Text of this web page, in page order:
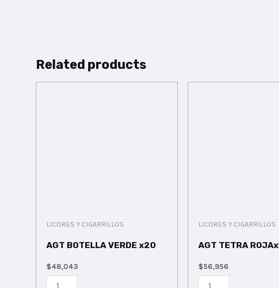
Related products
LICORES Y CIGARRILLOS
AGT BOTELLA VERDE x20
$48,043
LICORES Y CIGARRILLOS
AGT TETRA
$56,956